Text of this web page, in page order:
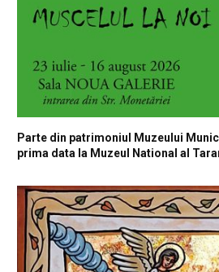
Parte din patrimoniul Muzeului
prima data la Muzeul National al